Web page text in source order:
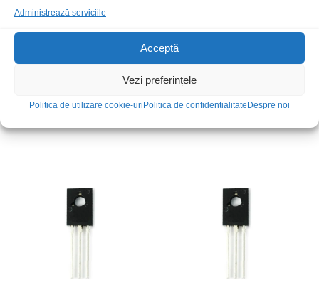
Administrează serviciile
Acceptă
Vezi preferințele
Politica de utilizare cookie-uri Politica de confidentialitate Despre noi